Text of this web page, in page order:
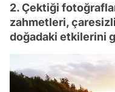
2. Çektiği
zahmetleri,
doğadaki etkilerini